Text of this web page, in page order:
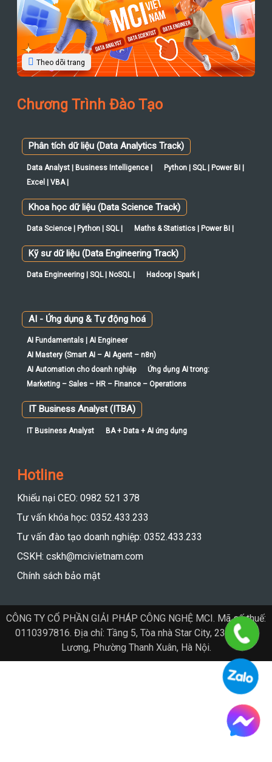
Chương Trình Đào Tạo
Phân tích dữ liệu (Data Analytics Track)
Excel | VBA |
Data Science | Python | SQL | Maths & Statistics | Power BI |
Kỹ sư dữ liệu (Data Engineering Track)
Data Engineering | SQL | NoSQL | Hadoop | Spark |
AI - Ứng dụng & Tự động hoá
Marketing – Sales – HR – Finance – Operations
IT Business Analyst (ITBA)
IT Business Analyst BA + Data + AI ứng dụng
Hotline
Khiếu nại CEO: 0982 521 378
CSKH: cskh@mcivietnam.com
Chính sách bảo mật
CÔNG TY CỔ PHẦN GIẢI PHÁP CÔNG NGHỆ MCI. Mã số thuế:
0110397816. Địa chỉ: Tầng 5, Tòa nhà Star City, 23 Lê Văn
Lương, Phường Thanh Xuân, Hà Nội.